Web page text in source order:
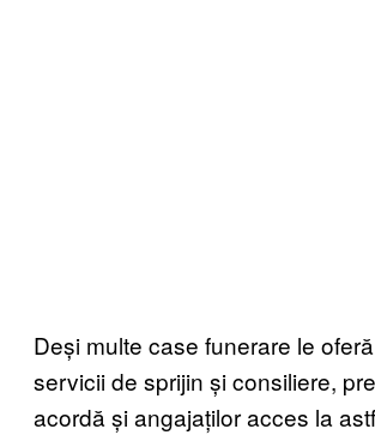
Deși multe case funerare le
servicii de sprijin și consiliere,
acordă și angajaților acces la